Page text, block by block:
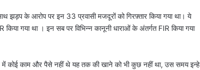
के आरोप पर इन 33 प्रवासी मजदूरों को गिरफ़्तार किया गया था। ये
गया था । इन सब पर विभिन्न कानूनी धाराओं के अंतर्गत FIR किया गया
कोई काम और पैसे नहीं थे यह तक की खाने को भी कुछ नहीं था, उस समय इन्हे